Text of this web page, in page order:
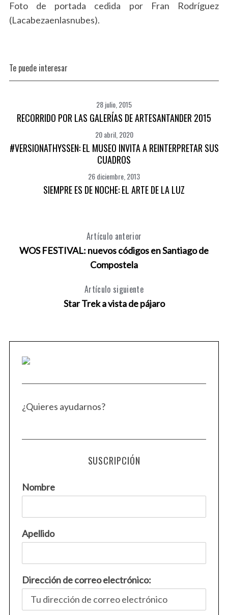
Foto de portada cedida por Fran Rodríguez
(Lacabezaenlasnubes).
Te puede interesar
28 julio, 2015
RECORRIDO POR LAS GALERÍAS DE ARTESANTANDER 2015
20 abril, 2020
#VERSIONATHYSSEN: EL MUSEO INVITA A REINTERPRETAR SUS
CUADROS
26 diciembre, 2013
SIEMPRE ES DE NOCHE: EL ARTE DE LA LUZ
Artículo anterior
WOS FESTIVAL: nuevos códigos en Santiago de
Compostela
Artículo siguiente
Star Trek a vista de pájaro
¿Quieres ayudarnos?
SUSCRIPCIÓN
Nombre
Apellido
Dirección de correo electrónico: